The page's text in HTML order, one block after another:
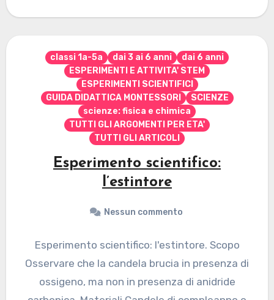
classi 1a-5a dai 3 ai 6 anni
dai 6 anni
ESPERIMENTI E ATTIVITA' STEM
ESPERIMENTI SCIENTIFICI
GUIDA DIDATTICA MONTESSORI
SCIENZE
scienze: fisica e chimica
TUTTI GLI ARGOMENTI PER ETA'
TUTTI GLI ARTICOLI
Esperimento scientifico:
l’estintore
Nessun commento
Esperimento scientifico: l'estintore. Scopo
Osservare che la candela brucia in presenza di
ossigeno, ma non in presenza di anidride